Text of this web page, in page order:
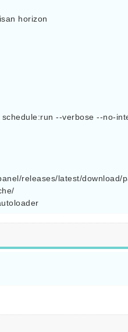
horizon
--verbose --no-
releases/latest/download/